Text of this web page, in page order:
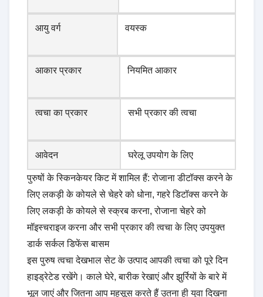
आयु वर्ग वयस्क
आकार प्रकार नियमित आकार
त्वचा का प्रकार सभी प्रकार की त्वचा
आवेदन घरेलू उपयोग के लिए
पुरुषों के स्किनकेयर किट में शामिल हैं: रोजाना डीटॉक्स करने के
लिए लकड़ी के कोयले से चेहरे को धोना, गहरे डिटॉक्स करने के
लिए लकड़ी के कोयले से स्क्रब करना, रोजाना चेहरे को
मॉइस्चराइज करना और सभी प्रकार की त्वचा के लिए उपयुक्त
डार्क सर्कल डिफेंस बासम
इस पुरुष त्वचा देखभाल सेट के उत्पाद आपकी त्वचा को पूरे दिन
हाइड्रेटेड रखेंगे। काले घेरे, बारीक रेखाएं और झुर्रियों के बारे में
भूल जाएं और जितना आप महसूस करते हैं उतना ही युवा दिखना